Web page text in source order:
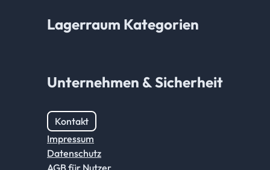
Lagerraum Kategorien
Unternehmen & Sicherheit
Kontakt
Impressum
Datenschutz
AGB für Nutzer